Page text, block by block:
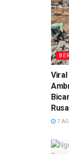
Viral
7